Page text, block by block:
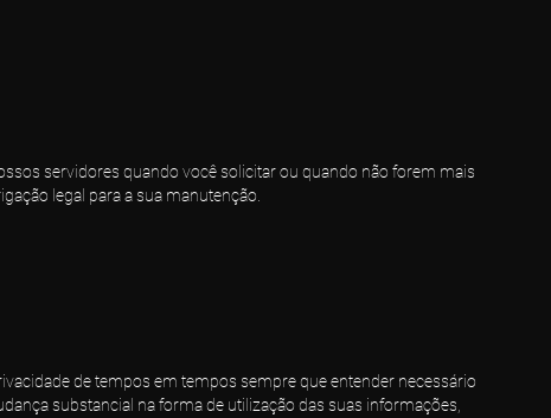
servidores quando você solicitar ou quando não forem mais
legal para a sua manutenção.
de tempos em tempos sempre que entender necessário
substancial na forma de utilização das suas informações,